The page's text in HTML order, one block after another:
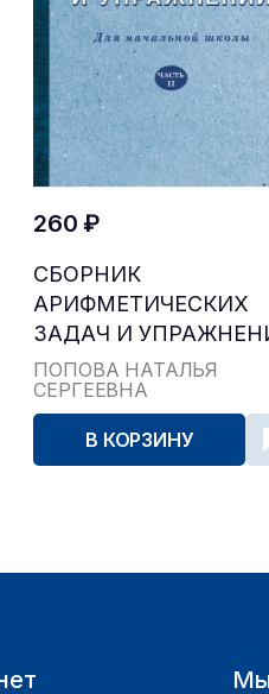
260 ₽
СБОРНИК
АРИФМЕТИЧЕСКИХ
ЗАДАЧ И
ДЛЯ НА...
ПОПОВА НАТАЛЬЯ
СЕРГЕЕВНА
В КОРЗИНУ
Мы